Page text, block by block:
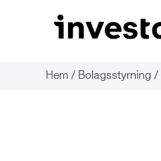
Hem / Bolagsstyrning /